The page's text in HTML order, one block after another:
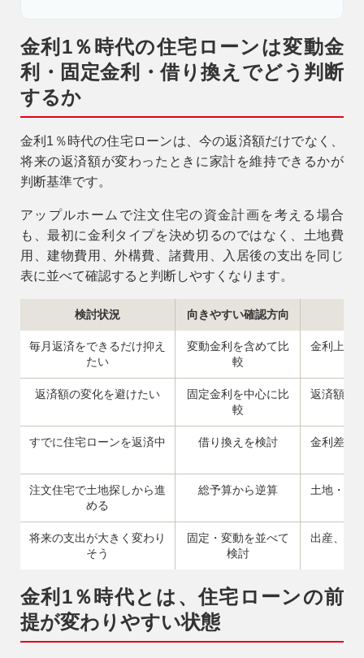
金利1％時代の住宅ローンは変動金
利・固定金利・借り換えでどう判断
するか
金利1％時代の住宅ローンは、今の返済額だけでなく、
将来の返済額が変わったときに家計を維持できるかが
判断基準です。
アップルホームで注文住宅の資金計画を考える場合
も、最初に金利タイプを決め切るのではなく、土地費
用、建物費用、外構費、諸費用、入居後の支出を同じ
表に並べて確認すると判断しやすくなります。
検討状況 向きやすい確認方向
毎月返済をできるだけ抑え
たい
変動金利を含めて比
較
金利上昇
返済額の変化を避けたい
固定金利を中心に比
較
返済額が
すでに住宅ローンを返済中 借り換えを検討 金利差だ
注文住宅で土地探しから進
める
総予算から逆算 土地・建
将来の支出が大きく変わり
そう
固定・変動を並べて
検討
出産、教
金利1％時代とは、住宅ローンの前
提が変わりやすい状態